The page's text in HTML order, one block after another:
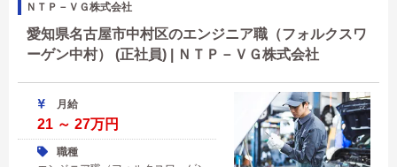
ＮＴＰ－ＶＧ株式会社
愛知県名古屋市中村区のエンジニア職（フォルクスワ
ーゲン中村） (正社員) | ＮＴＰ－ＶＧ株式会社
月給
21 ～ 27万円
職種